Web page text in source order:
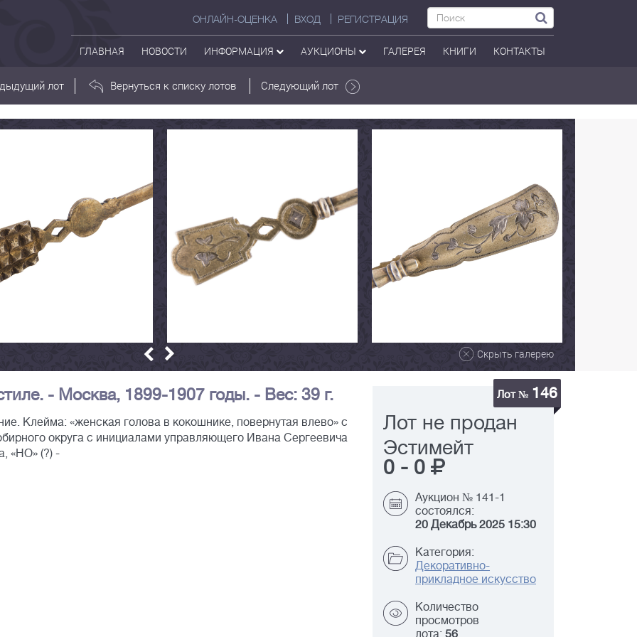
ОНЛАЙН-ОЦЕНКА ВХОД РЕГИСТРАЦИЯ
ГЛАВНАЯ НОВОСТИ ИНФОРМАЦИЯ АУКЦИОНЫ ГАЛЕРЕЯ КНИГИ КОНТАКТЫ
лот Вернуться к списку лотов Следующий лот
Скрыть галерею
- Москва, 1899-1907 годы. - Вес: 39 г.
Клейма: «женская голова в кокошнике, повернутая влево» с
округа с инициалами управляющего Ивана Сергеевича
«НО» (?) -
Лот № 146
Лот не продан
Эстимейт
0 - 0
Аукцион № 141-1
состоялся:
20 Декабрь 2025 15:30
Категория:
Декоративно-
прикладное искусство
Количество
просмотров
лота: 56